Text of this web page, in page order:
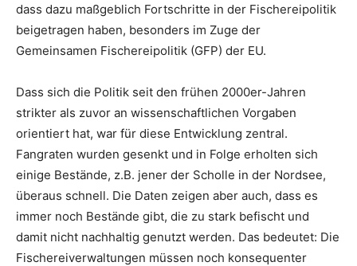
dass dazu maßgeblich Fortschritte in der Fischereipolitik
beigetragen haben, besonders im Zuge der
Gemeinsamen Fischereipolitik (GFP) der EU.
Dass sich die Politik seit den frühen 2000er-Jahren
strikter als zuvor an wissenschaftlichen Vorgaben
orientiert hat, war für diese Entwicklung zentral.
Fangraten wurden gesenkt und in Folge erholten sich
einige Bestände, z.B. jener der Scholle in der Nordsee,
überaus schnell. Die Daten zeigen aber auch, dass es
immer noch Bestände gibt, die zu stark befischt und
damit nicht nachhaltig genutzt werden. Das bedeutet: Die
Fischereiverwaltungen müssen noch konsequenter